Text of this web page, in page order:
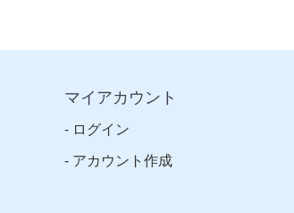
マイアカウント
ログイン
アカウント作成